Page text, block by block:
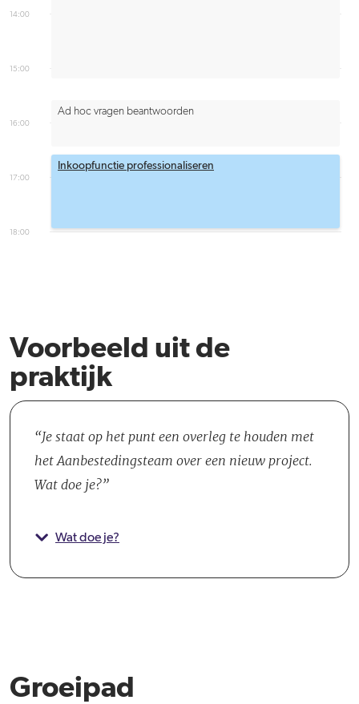
14:00
15:00
16:00
17:00
18:00
Ad hoc vragen beantwoorden
Inkoopfunctie professionaliseren
Voorbeeld uit de
praktijk
Je staat op het punt een overleg te houden met
het Aanbestedingsteam over een nieuw project.
Wat doe je?
Wat doe je?
Groeipad